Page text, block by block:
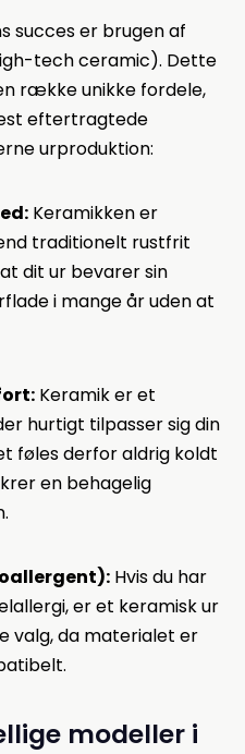
succes er brugen af
tech ceramic). Dette
række unikke fordele,
eftertragtede
urproduktion:
Keramikken er
traditionelt rustfrit
dit ur bevarer sin
i mange år uden at
Keramik er et
hurtigt tilpasser sig din
føles derfor aldrig koldt
en behagelig
Hvis du har
er et keramisk ur
valg, da materialet er
modeller i